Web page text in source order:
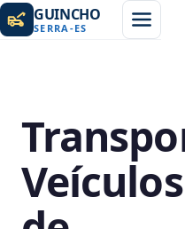
GUINCHO
SERRA -ES